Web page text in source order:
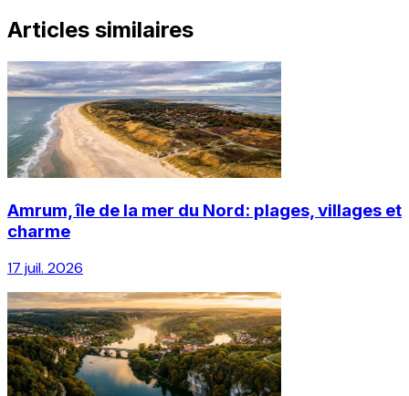
Articles similaires
Amrum, île de la mer du Nord: plages, villages et
charme
17 juil. 2026